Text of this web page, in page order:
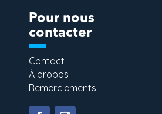
Pour nous
contacter
Contact
À propos
Remerciements